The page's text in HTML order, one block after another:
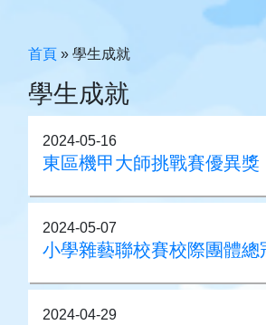
首頁 » 學生成就
學生成就
2024-05-16
東區機甲大師挑戰賽優異獎
2024-05-07
小學雜藝聯校賽校際團體總
2024-04-29